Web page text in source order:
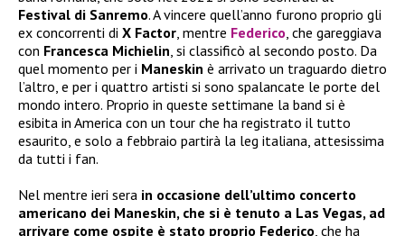
Festival di Sanremo. A vincere quell’anno furono proprio gli
ex concorrenti di X Factor, mentre Federico, che gareggiava
con Francesca Michielin, si classificò al secondo posto. Da
quel momento per i Maneskin è arrivato un traguardo dietro
l’altro, e per i quattro artisti si sono spalancate le porte del
mondo intero. Proprio in queste settimane la band si è
esibita in America con un tour che ha registrato il tutto
esaurito, e solo a febbraio partirà la leg italiana, attesissima
da tutti i fan.
Nel mentre ieri sera in occasione dell’ultimo concerto
americano dei Maneskin, che si è tenuto a Las Vegas, ad
arrivare come ospite è stato proprio Federico, che ha